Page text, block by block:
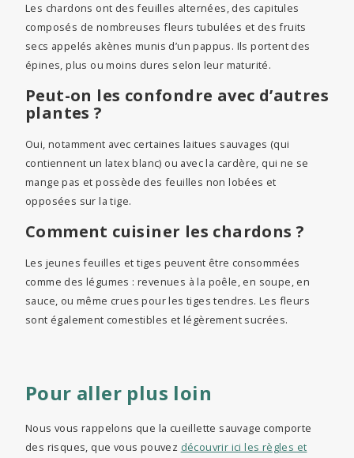
Les chardons ont des feuilles alternées, des capitules
composés de nombreuses fleurs tubulées et des fruits
secs appelés akènes munis d’un pappus. Ils portent des
épines, plus ou moins dures selon leur maturité.
Peut-on les confondre avec d’autres
plantes ?
Oui, notamment avec certaines laitues sauvages (qui
contiennent un latex blanc) ou avec la cardère, qui ne se
mange pas et possède des feuilles non lobées et
opposées sur la tige.
Comment cuisiner les chardons ?
Les jeunes feuilles et tiges peuvent être consommées
comme des légumes : revenues à la poêle, en soupe, en
sauce, ou même crues pour les tiges tendres. Les fleurs
sont également comestibles et légèrement sucrées.
Pour aller plus loin
Nous vous rappelons que la cueillette sauvage comporte
des risques, que vous pouvez découvrir ici les règles et